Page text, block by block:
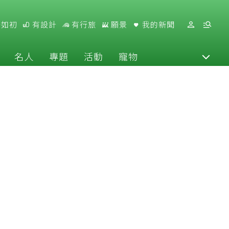
初 有設計 有行旅 願景 我的新聞
名人 專題 活動 寵物